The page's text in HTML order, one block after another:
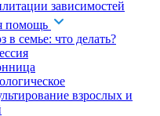
зависимостей
помощь
в семье: что делать?
взрослых и